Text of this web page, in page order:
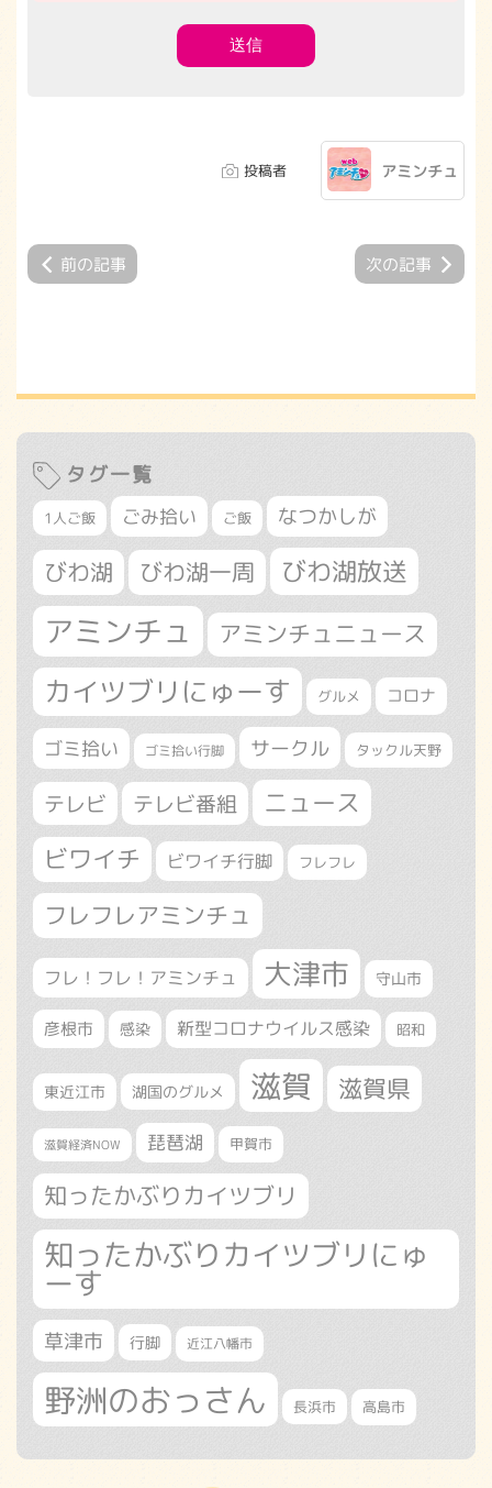
投稿者 アミンチュ
前の記事 次の記事
タグ一覧
1人ご飯 ごみ拾い ご飯 なつかしが
びわ湖 びわ湖一周 びわ湖放送
アミンチュ アミンチュニュース
カイツブリにゅーす グルメ コロナ
ゴミ拾い ゴミ拾い行脚 サークル タックル天野
テレビ テレビ番組 ニュース
ビワイチ ビワイチ行脚 フレフレ
フレフレアミンチュ
フレ！フレ！アミンチュ 大津市 守山市
彦根市 感染 新型コロナウイルス感染 昭和
東近江市 湖国のグルメ 滋賀 滋賀県
滋賀経済NOW 琵琶湖 甲賀市
知ったかぶりカイツブリ
知ったかぶりカイツブリにゅ
ーす
草津市 行脚 近江八幡市
野洲のおっさん 長浜市 高島市